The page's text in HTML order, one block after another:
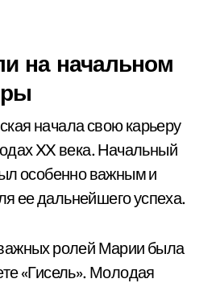
на начальном
начала свою карьеру
XX века. Начальный
особенно важным и
ее дальнейшего успеха.
ролей Марии была
«Гисель». Молодая